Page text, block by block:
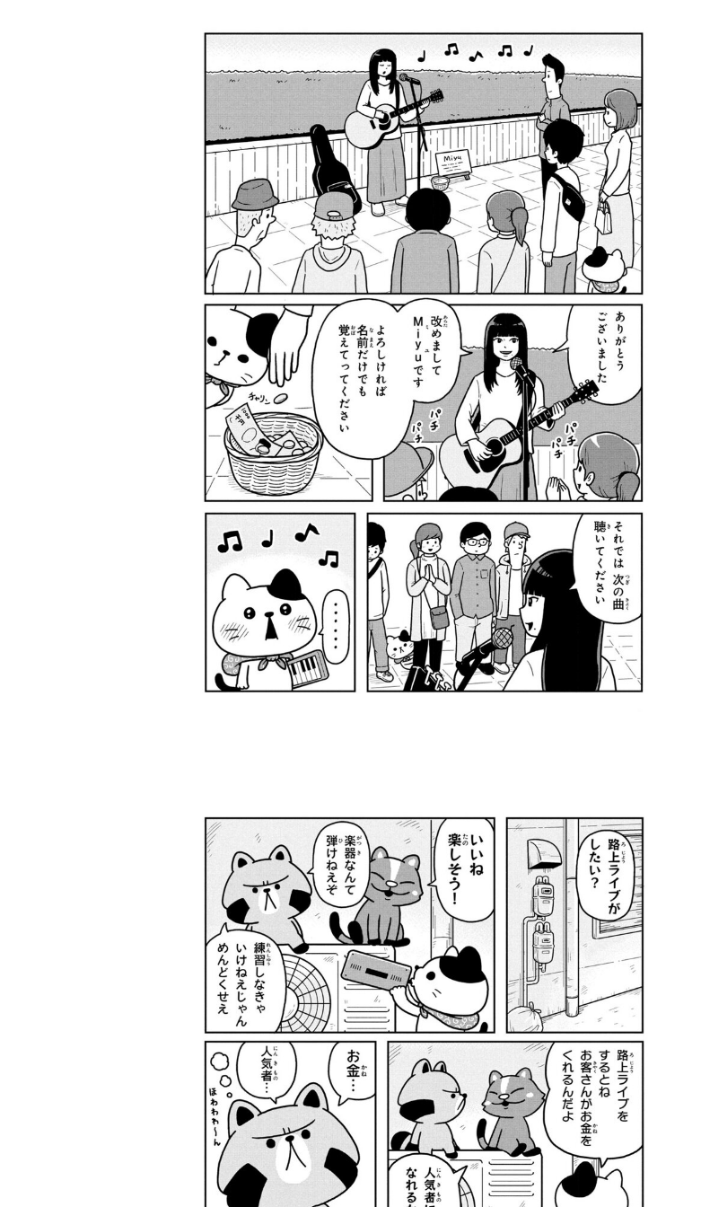
TBSアナ井上貴
博「アナウンサ
ーになろうと思
ったことは一度
ひろゆき「『自
分はこれが得意
だ』という“思
い込み”は重
長谷川あかり
「料理家になる
片鱗なんて一ミ
リもなかった」
窪塚洋介「当時
の俺の夢は『人
と話せるように
なりたい』だっ